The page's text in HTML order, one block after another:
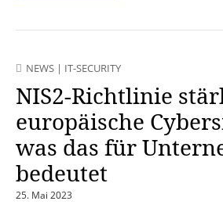
NEWS | IT-SECURITY
NIS2-Richtlinie
europäische
was das für
bedeutet
25. Mai 2023